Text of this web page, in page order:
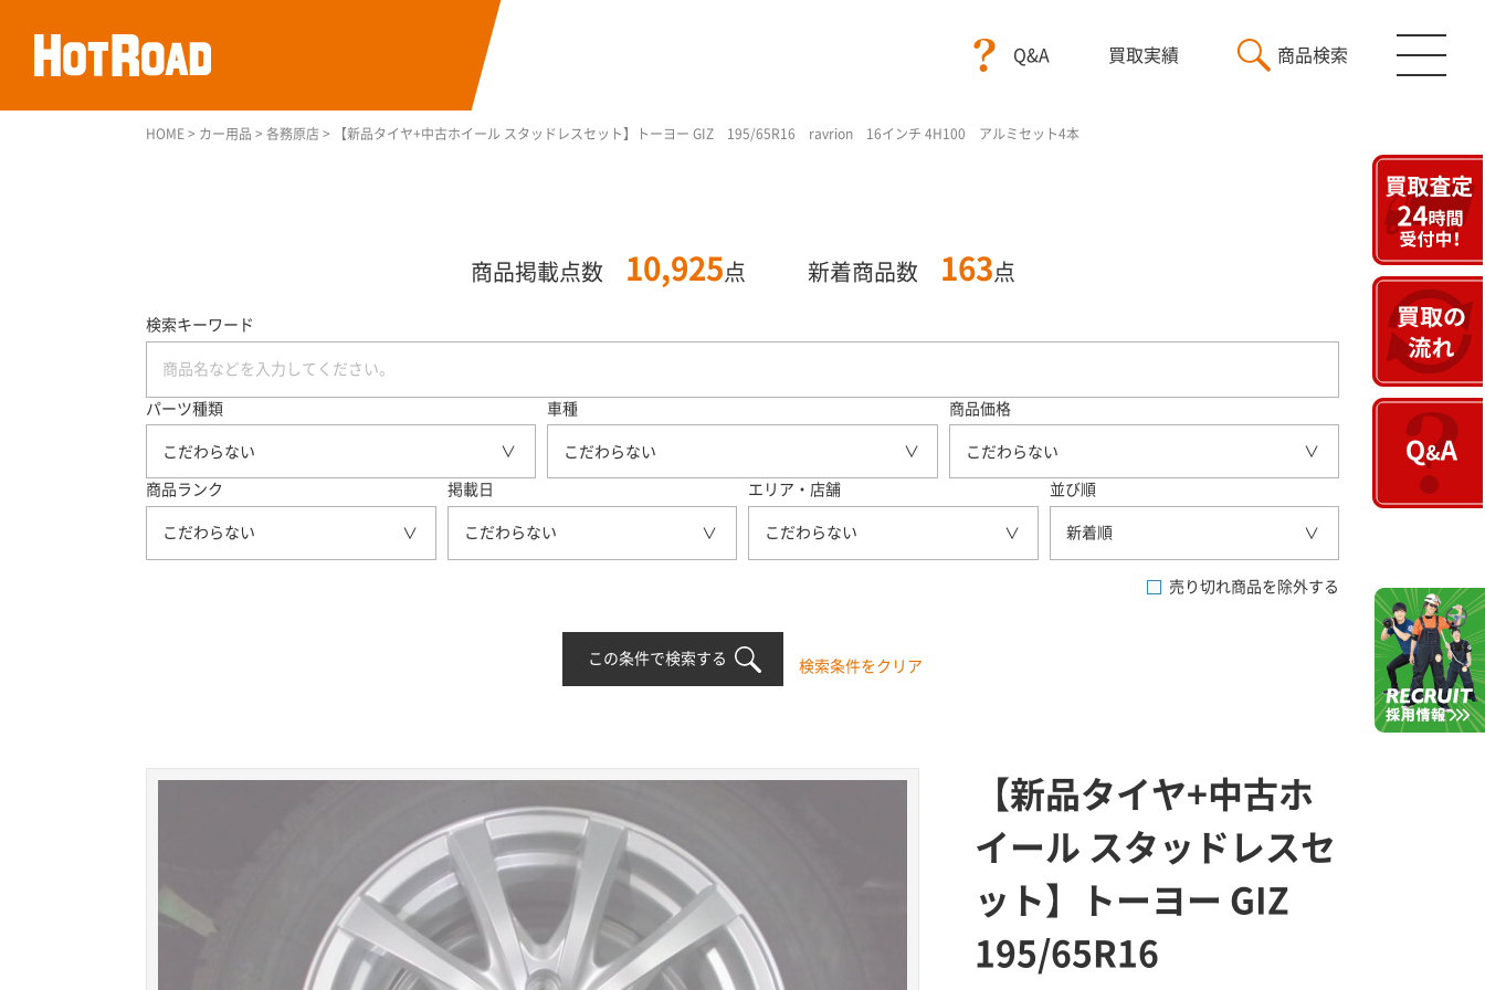
Q&A 買取実績 商品検索
HOME > カー用品 > 各務原店 > 【新品タイヤ+中古ホイール スタッドレスセット】トーヨー GIZ 195/65R16 ravrion 16インチ 4H100 アルミセット4本
商品掲載点数 10,925 点 新着商品数 163 点
検索キーワード
パーツ種類
こだわらない
車種
こだわらない
商品価格
こだわらない
商品ランク
こだわらない
掲載日
こだわらない
エリア・店舗
こだわらない
並び順
新着順
売り切れ商品を除外する
この条件で検索する 検索条件をクリア
【新品タイヤ+中古ホ
イール スタッドレスセ
ット】トーヨー GIZ
195/65R16